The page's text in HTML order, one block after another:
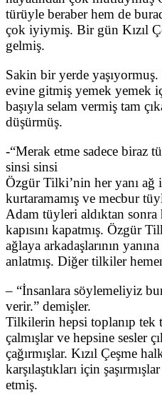
türüyle beraber hem de
çok iyiymiş. Bir gün Kızıl
gelmiş.
Sakin bir yerde
evine gitmiş yemek yemek
başıyla selam vermiş tam
düşürmüş.
-“Merak etme sadece biraz
sinsi sinsi
Özgür Tilki’nin her yanı
kurtaramamış ve mecbur
Adam tüyleri aldıktan
kapısını kapatmış. Özgür
ağlaya arkadaşlarının
anlatmış. Diğer tilkiler
– “İnsanlara söylemeliyiz
verir.” demişler.
Tilkilerin hepsi toplanıp tek
çalmışlar ve hepsine sesler
çağırmışlar. Kızıl Çeşme
karşılaştıkları için
etmiş.